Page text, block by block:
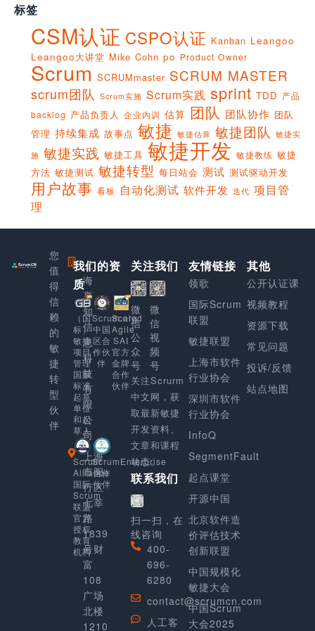
标签
CSM认证 CSPO认证 Kanban Leangoo
Leangoo大讲堂 Mike Cohn po Product Owner
Scrum SCRUMmaster SCRUM MASTER
scrum团队 Scrum实施 Scrum实践 sprint TDD 产品
backlog 产品负责人 企业内训 估算 团队 团队协作 团队
管理 持续集成 故事点 敏捷 敏捷估算 敏捷团队 敏捷实
施 敏捷实践 敏捷工具 敏捷开发 敏捷教练 敏捷
方法 敏捷测试 敏捷转型 每日站会 测试 测试驱动开发
用户故事 看板 自动化测试 软件开发 迭代 项目管
理
您
值
得
信
赖
的
敏
捷
转
型
伙
伴
上
海
享
知
信
息
科
技
有
限
公
司
上海
市闵
行区
七莘
路
1839
号财
富
108
广场
北楼
1210
我们的资
质
（国
标）
敏捷
项目
管理
国家
标准
起草
单位
和起
草人
Scrum.org
中国
区合
作伙
伴
Scaled
Agile
SAI
官方
金牌
合作
伙伴
Scrum
Alliance
国际
Scrum
联盟
官方
授权
教育
机构
ScrumEnterprise
合作
伙伴
关注我们
微
信
公
众
号
微
信
视
频
号
关注Scrurm
中文网，获
取最新敏捷
开发资料、
文章和课程
动态。
联系我们
扫一扫，在
线咨询
400-
696-
6280
contact@scrumcn.com
人工客
友情链接
领歌
国际Scrum
联盟
敏捷联盟
上海市软件
行业协会
深圳市软件
行业协会
InfoQ
SegmentFault
起点课堂
开源中国
北京软件造
价评估技术
创新联盟
中国规模化
敏捷大会
中国Scrum
大会2025
其他
公开认证课
视频教程
资源下载
常见问题
投诉/反馈
站点地图